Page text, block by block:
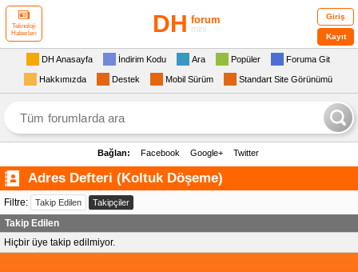
Teknoloji
Haberleri
DH forum
mini
Giriş
Kayıt
DH Anasayfa İndirim Kodu Ara Popüler Foruma Git
Hakkımızda Destek Mobil Sürüm Standart Site Görünümü
Bağlan: Facebook Google+ Twitter
Adres Defteri (Koltuk Döşeme)
Filtre: Takip Edilen Takipçiler
Takip Edilen
Hiçbir üye takip edilmiyor.